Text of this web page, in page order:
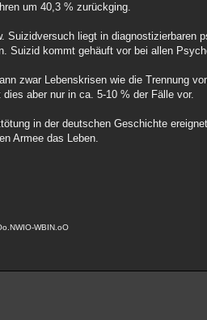
um 40,3 % zurückging.
Suizidversuch liegt in
Suizid kommt gehäuft vor bei allen
zwar Lebenskrisen wie die Trennung
aber nur in ca. 5-10 % der Fälle vor.
in der deutschen Geschichte
Armee das Leben.
WBIN.oO